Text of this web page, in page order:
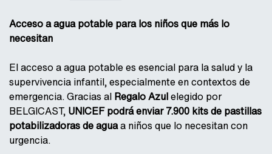
Acceso a agua potable para los niños que más lo
necesitan
El acceso a agua potable es esencial para la salud y la
supervivencia infantil, especialmente en contextos de
emergencia. Gracias al Regalo Azulelegido por
BELGICAST, UNICEF podrá enviar 7.900 kits de pastillas
potabilizadoras de aguaa niños que lo necesitan con
urgencia.